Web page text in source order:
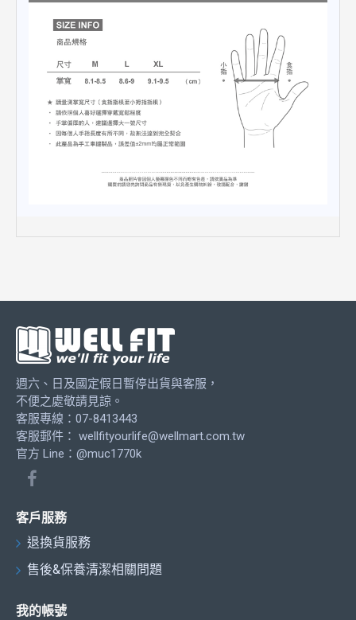
週六、日及國定假日暫停出貨與客服，
不便之處敬請見諒。
客服專線：07-8413443
客服郵件： wellfityourlife@wellmart.com.tw
官方 Line：@muc1770k
客戶服務
退換貨服務
售後&保養清潔相關問題
我的帳號